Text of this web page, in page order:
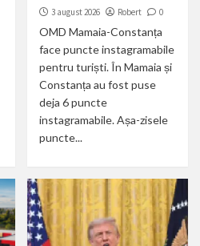
3 august 2026 Robert 0
OMD Mamaia-Constanța
face puncte instagramabile
pentru turiști. În Mamaia și
Constanța au fost puse
deja 6 puncte
instagramabile. Așa-zisele
puncte...